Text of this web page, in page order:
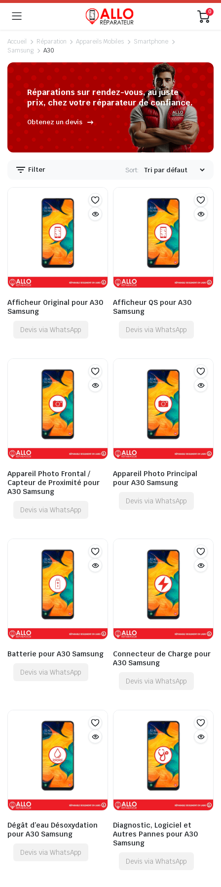
0
Accueil Réparation Appareils Mobiles
Smartphone
Samsung
A30
Réparations sur rendez-vous, au juste
prix, chez votre réparateur de confiance.
Obtenez un devis
Filter Sort:
Afficheur Original pour A30
Samsung
Devis via WhatsApp
Afficheur QS pour A30
Samsung
Devis via WhatsApp
Appareil Photo Frontal /
Capteur de Proximité pour
A30 Samsung
Devis via WhatsApp
Appareil Photo Principal
pour A30 Samsung
Devis via WhatsApp
Batterie pour A30 Samsung
Devis via WhatsApp
Connecteur de Charge pour
A30 Samsung
Devis via WhatsApp
Dégât d’eau Désoxydation
pour A30 Samsung
Devis via WhatsApp
Diagnostic, Logiciel et
Autres Pannes pour A30
Samsung
Devis via WhatsApp